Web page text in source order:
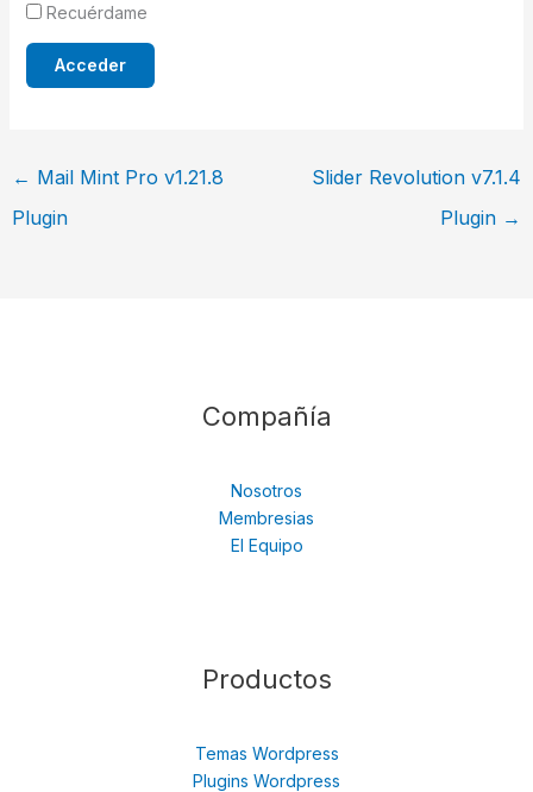
Recuérdame
← Mail Mint Pro v1.21.8
Plugin
Slider Revolution v7.1.4
Plugin →
Compañía
Nosotros
Membresias
El Equipo
Productos
Temas Wordpress
Plugins Wordpress